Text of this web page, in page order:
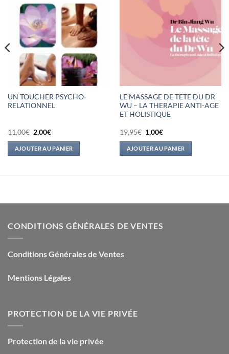
UN TOUCHER PSYCHO-
RELATIONNEL
11,00€ Le
prix
initial
était :
11,00€.
2,00€Le
actuel
est :
2,00€.
AJOUTER AU PANIER
LE MASSAGE DE TETE DU DR
WU – LA THERAPIE ANTI-AGE
ET HOLISTIQUE
19,95€ Le
prix
initial
était :
19,95€.
1,00€Le
actuel
est :
1,00€.
AJOUTER AU PANIER
CONDITIONS GÉNÉRALES DE VENTES
Conditions Générales de Ventes
Mentions Légales
PROTECTION DE LA VIE PRIVÉE
Protection de la vie privée